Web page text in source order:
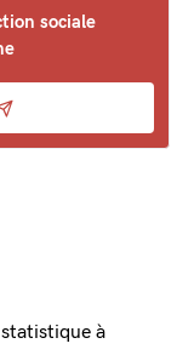
sociale
à